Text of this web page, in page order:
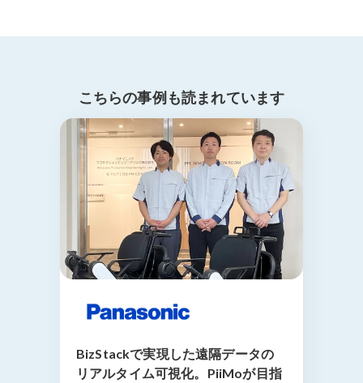
こちらの事例も読まれています
BizStackで実現した遠隔データの
リアルタイム可視化。PiiMoが目指